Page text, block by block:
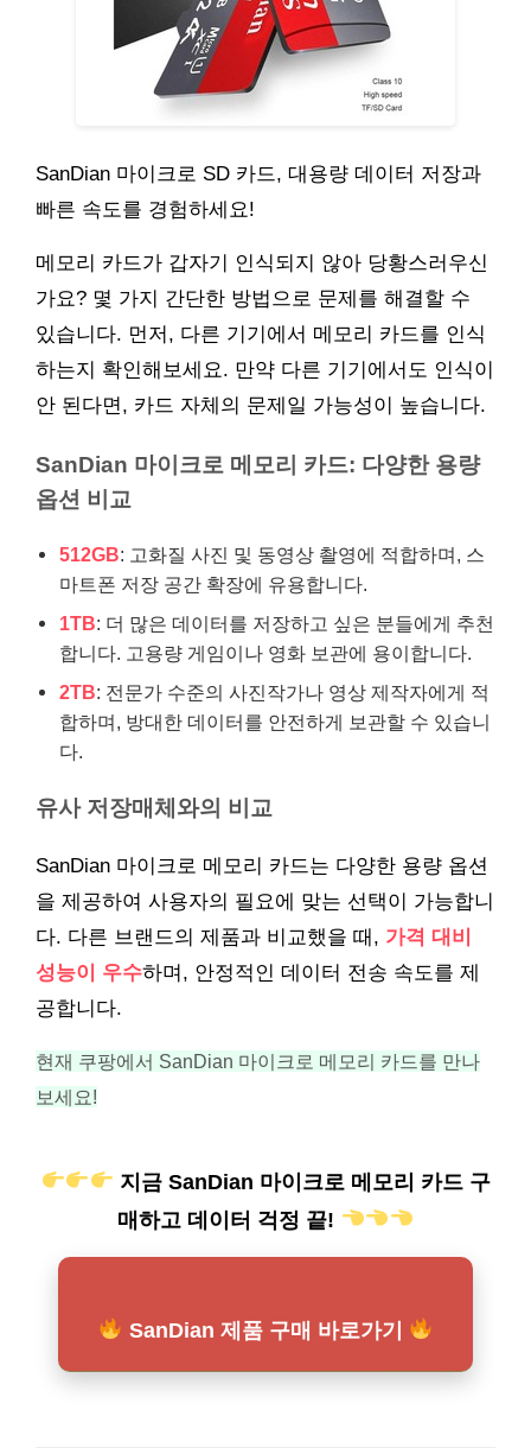
SanDian 마이크로 SD 카드, 대용량 데이터 저장과
빠른 속도를 경험하세요!
메모리 카드가 갑자기 인식되지 않아 당황스러우신
가요? 몇 가지 간단한 방법으로 문제를 해결할 수
있습니다. 먼저, 다른 기기에서 메모리 카드를 인식
하는지 확인해보세요. 만약 다른 기기에서도 인식이
안 된다면, 카드 자체의 문제일 가능성이 높습니다.
SanDian 마이크로 메모리 카드: 다양한 용량
옵션 비교
512GB: 고화질 사진 및 동영상 촬영에 적합하며, 스
마트폰 저장 공간 확장에 유용합니다.
1TB: 더 많은 데이터를 저장하고 싶은 분들에게 추천
합니다. 고용량 게임이나 영화 보관에 용이합니다.
2TB: 전문가 수준의 사진작가나 영상 제작자에게 적
합하며, 방대한 데이터를 안전하게 보관할 수 있습니
다.
유사 저장매체와의 비교
SanDian 마이크로 메모리 카드는 다양한 용량 옵션
을 제공하여 사용자의 필요에 맞는 선택이 가능합니
다. 다른 브랜드의 제품과 비교했을 때, 가격 대비
성능이 우수하며, 안정적인 데이터 전송 속도를 제
공합니다.
현재 쿠팡에서 SanDian 마이크로 메모리 카드를 만나
보세요!
지금 SanDian 마이크로 메모리 카드 구
매하고 데이터 걱정 끝!
SanDian 제품 구매 바로가기